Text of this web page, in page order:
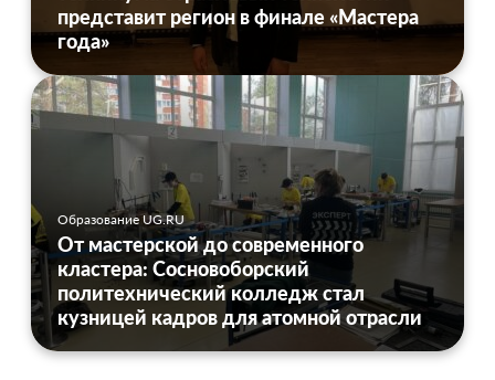
представит регион в финале «Мастера
года»
Образование UG.RU
От мастерской до современного
кластера: Сосновоборский
политехнический колледж стал
кузницей кадров для атомной отрасли